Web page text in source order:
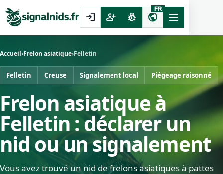
login person_add pest_control public
FR
Accueil›Frelon asiatique›Felletin
Felletin Creuse Signalement local Piégeage raisonné
Frelon asiatique à
Felletin : déclarer un
nid ou un signalement
Vous avez trouvé un nid de frelons asiatiques à pattes